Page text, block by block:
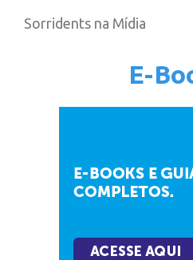
Sorridents na Mídia
E-